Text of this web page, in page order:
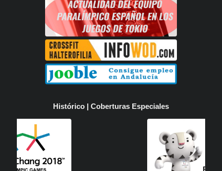
Histórico | Coberturas Especiales